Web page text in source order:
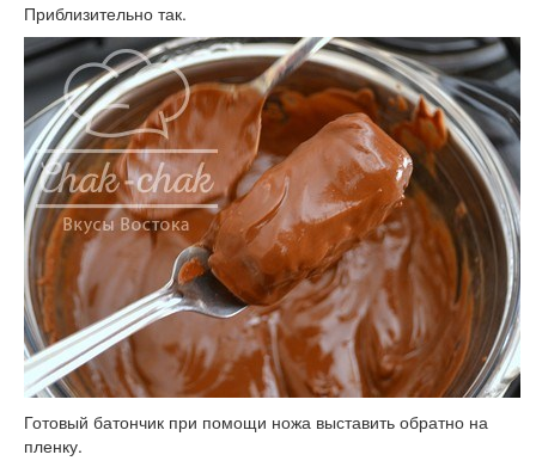
Приблизительно так.
Готовый батончик при помощи ножа выставить обратно на
пленку.